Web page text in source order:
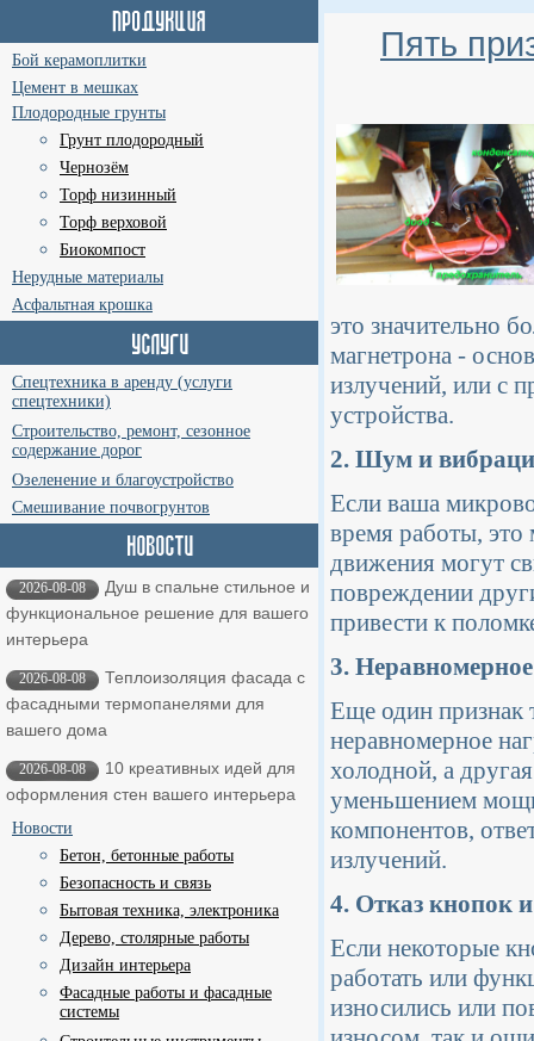
Бой керамоплитки
Цемент в мешках
Плодородные грунты
Грунт плодородный
Чернозём
Торф низинный
Торф верховой
Биокомпост
Нерудные материалы
Асфальтная крошка
Спецтехника в аренду (услуги
спецтехники)
Строительство, ремонт, сезонное
содержание дорог
Озеленение и благоустройство
Смешивание почвогрунтов
2026-08-08
Душ в спальне стильное и
функциональное решение для вашего
интерьера
2026-08-08
Теплоизоляция фасада с
фасадными термопанелями для
вашего дома
2026-08-08
10 креативных идей для
оформления стен вашего интерьера
Новости
Бетон, бетонные работы
Безопасность и связь
Бытовая техника, электроника
Дерево, столярные работы
Дизайн интерьера
Фасадные работы и фасадные
системы
Пять
это значительно
магнетрона -
излучений, или с
устройства.
2. Шум и
Если ваша
время работы, это
движения могут
повреждении
привести к
3.
Еще один признак
неравномерное
холодной, а
уменьшением
компонентов,
излучений.
4. Отказ кнопок
Если некоторые
работать или
износились или